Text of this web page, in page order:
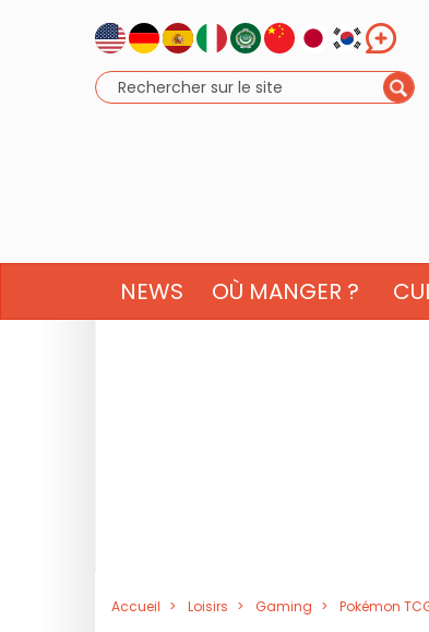
NEWS OÙ MANGER ?
Accueil Loisirs Gaming Pokémon